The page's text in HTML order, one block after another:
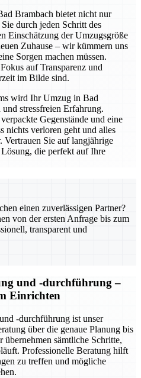
Brambach bietet nicht nur
durch jeden Schritt des
Einschätzung der Umzugsgröße
Zuhause – wir kümmern uns
Sorgen machen müssen.
auf Transparenz und
im Bilde sind.
wird Ihr Umzug in Bad
stressfreien Erfahrung.
Gegenstände und eine
nichts verloren geht und alles
Sie auf langjährige
die perfekt auf Ihre
einen zuverlässigen Partner?
von der ersten Anfrage bis zum
transparent und
und -durchführung –
Einrichten
-durchführung ist unser
über die genaue Planung bis
sämtliche Schritte,
Professionelle Beratung hilft
zu treffen und mögliche